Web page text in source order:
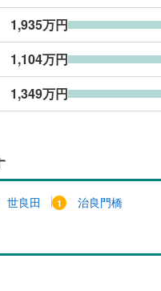
1,935万円
1,104万円
1,349万円
世良田 治良門橋
イン内見(相談)可（0）
イン対応とは？